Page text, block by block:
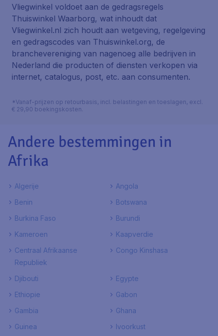
Vliegwinkel voldoet aan de gedragsregels
Thuiswinkel Waarborg, wat inhoudt dat
Vliegwinkel.nl zich houdt aan wetgeving, regelgeving
en gedragscodes van Thuiswinkel.org, de
branchevereniging van nagenoeg alle bedrijven in
Nederland die producten of diensten verkopen via
internet, catalogus, post, etc. aan consumenten.
*Vanaf-prijzen op retourbasis, incl. belastingen en toeslagen, excl.
€ 29,90 boekingskosten.
Andere bestemmingen in
Afrika
Algerije
Angola
Benin
Botswana
Burkina Faso
Burundi
Kameroen
Kaapverdie
Centraal Afrikaanse
Republiek
Congo Kinshasa
Djibouti
Egypte
Ethiopie
Gabon
Gambia
Ghana
Guinea
Ivoorkust